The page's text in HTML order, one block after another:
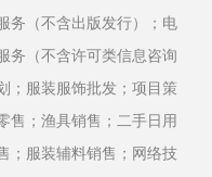
务（不含出版发行）；电
务（不含许可类信息咨询
；服装服饰批发；项目策
售；渔具销售；二手日用
；服装辅料销售；网络技